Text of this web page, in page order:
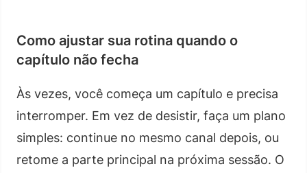
Como ajustar sua rotina quando o
capítulo não fecha
Às vezes, você começa um capítulo e precisa
interromper. Em vez de desistir, faça um plano
simples: continue no mesmo canal depois, ou
retome a parte principal na próxima sessão. O